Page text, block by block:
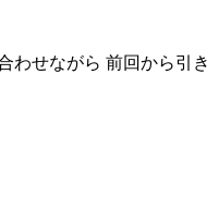
わせながら 前回から引き